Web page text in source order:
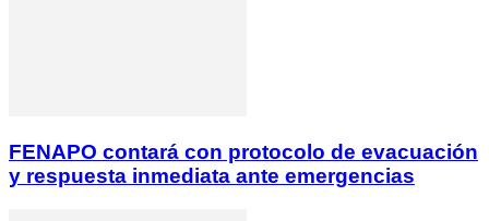
FENAPO contará con protocolo de evacuación
y respuesta inmediata ante emergencias